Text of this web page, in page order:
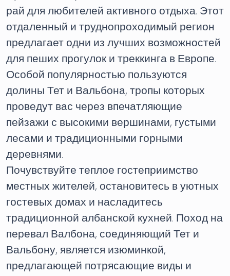
рай для любителей активного отдыха. Этот
отдаленный и труднопроходимый регион
предлагает одни из лучших возможностей
для пеших прогулок и треккинга в Европе.
Особой популярностью пользуются
долины Тет и Вальбона, тропы которых
проведут вас через впечатляющие
пейзажи с высокими вершинами, густыми
лесами и традиционными горными
деревнями.
Почувствуйте теплое гостеприимство
местных жителей, остановитесь в уютных
гостевых домах и насладитесь
традиционной албанской кухней. Поход на
перевал Валбона, соединяющий Тет и
Вальбону, является изюминкой,
предлагающей потрясающие виды и